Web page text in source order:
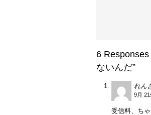
6
ないんだ”
れん
9月
受信料、ち